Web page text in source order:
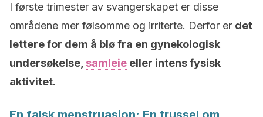
I første trimester av svangerskapet er disse
områdene mer følsomme og irriterte. Derfor er det
lettere for dem å blø fra en gynekologisk
undersøkelse, samleie eller intens fysisk
aktivitet.